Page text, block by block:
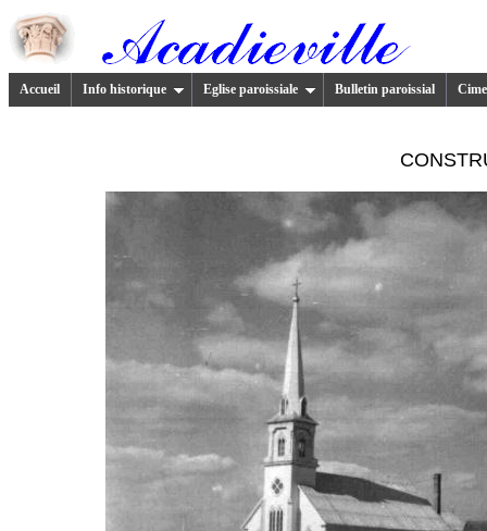
Accueil Info historique Eglise paroissiale Bulletin paroissial